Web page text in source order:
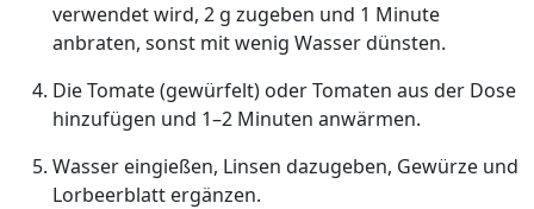
verwendet wird, 2 g zugeben und 1 Minute
anbraten, sonst mit wenig Wasser dünsten.
Die Tomate (gewürfelt) oder Tomaten aus der Dose
hinzufügen und 1–2 Minuten anwärmen.
Wasser eingießen, Linsen dazugeben, Gewürze und
Lorbeerblatt ergänzen.